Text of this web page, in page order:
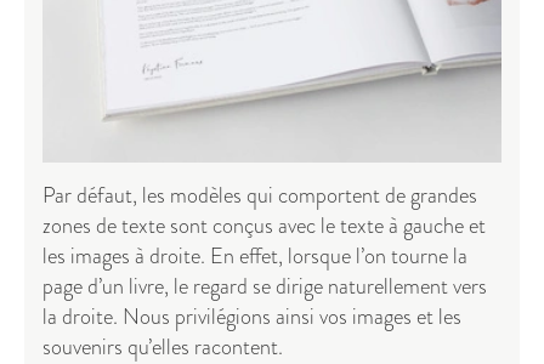
Par défaut, les modèles qui comportent de grandes
zones de texte sont conçus avec le texte à gauche et
les images à droite. En effet, lorsque l’on tourne la
page d’un livre, le regard se dirige naturellement vers
la droite. Nous privilégions ainsi vos images et les
souvenirs qu’elles racontent.